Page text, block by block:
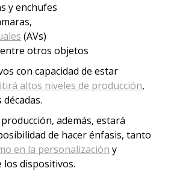
y enchufes
(AVs)
otros objetos
con capacidad de estar
altos niveles de producción,
además, estará
de hacer énfasis, tanto
en la personalización y
dispositivos.